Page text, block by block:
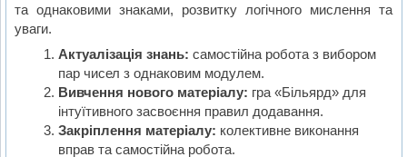
та однаковими знаками, розвитку логічного мислення та
уваги.
Актуалізація знань: самостійна робота з вибором
пар чисел з однаковим модулем.
Вивчення нового матеріалу: гра «Більярд» для
інтуїтивного засвоєння правил додавання.
Закріплення матеріалу: колективне виконання
вправ та самостійна робота.